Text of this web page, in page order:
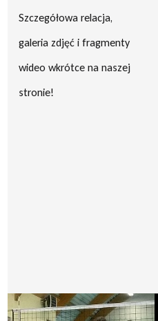
Szczegółowa relacja,
galeria zdjęć i fragmenty
wideo wkrótce na naszej
stronie!